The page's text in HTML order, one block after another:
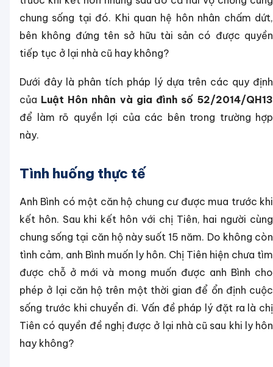
chung sống tại đó. Khi quan hệ hôn nhân chấm dứt,
bên không đứng tên sở hữu tài sản có được quyền
tiếp tục ở lại nhà cũ hay không?
Dưới đây là phân tích pháp lý dựa trên các quy định
của Luật Hôn nhân và gia đình số 52/2014/QH13
để làm rõ quyền lợi của các bên trong trường hợp
này.
Tình huống thực tế
Anh Bình có một căn hộ chung cư được mua trước khi
kết hôn. Sau khi kết hôn với chị Tiên, hai người cùng
chung sống tại căn hộ này suốt 15 năm. Do không còn
tình cảm, anh Bình muốn ly hôn. Chị Tiên hiện chưa tìm
được chỗ ở mới và mong muốn được anh Bình cho
phép ở lại căn hộ trên một thời gian để ổn định cuộc
sống trước khi chuyển đi. Vấn đề pháp lý đặt ra là chị
Tiên có quyền đề nghị được ở lại nhà cũ sau khi ly hôn
hay không?